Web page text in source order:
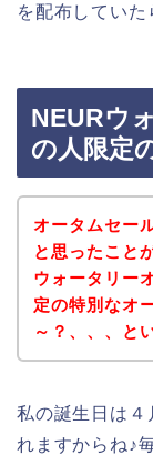
を配布してい
NEURウ
の人限定
オータムセー
と思ったこと
ウォータリー
定の特別なオ
～？、、、と
私の誕生日は４
れますからね♪